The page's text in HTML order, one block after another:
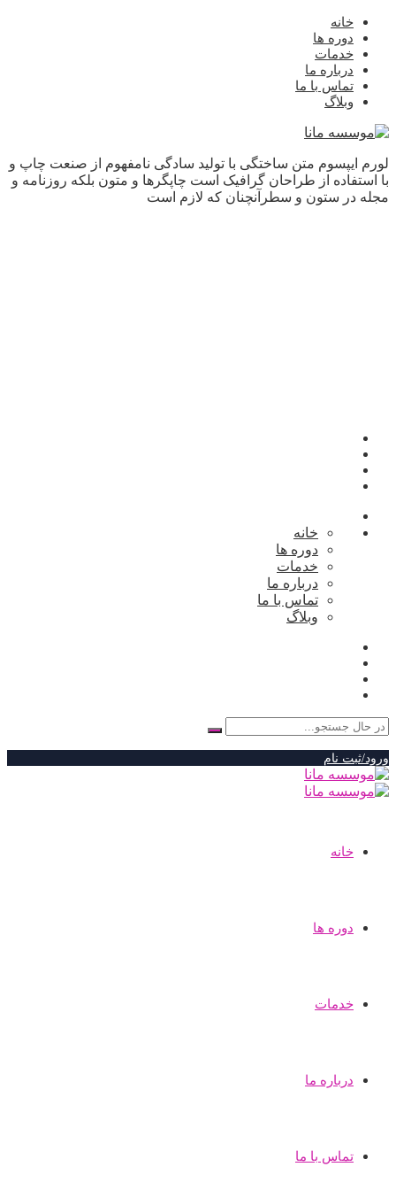
خانه
دوره ها
خدمات
درباره ما
تماس با ما
وبلاگ
لورم ایپسوم متن ساختگی با تولید سادگی نامفهوم از صنعت چاپ و
با استفاده از طراحان گرافیک است چاپگرها و متون بلکه روزنامه و
مجله در ستون و سطرآنچنان که لازم است
خانه
دوره ها
خدمات
درباره ما
تماس با ما
وبلاگ
جستجو
ورود/ثبت نام
خانه
دوره ها
خدمات
درباره ما
تماس با ما